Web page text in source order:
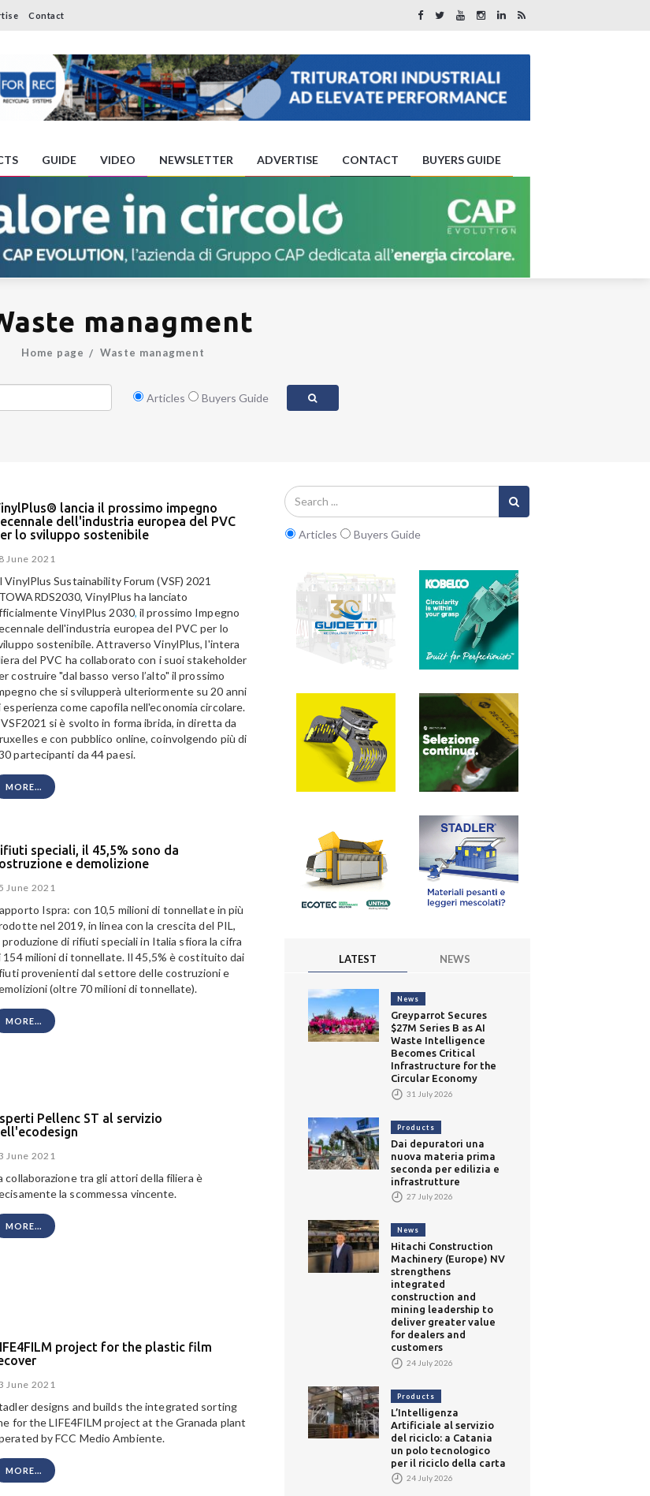
Contact
GUIDE VIDEO NEWSLETTER ADVERTISE CONTACT BUYERS GUIDE
managment
Home page Waste managment
Articles Buyers Guide
lancia il prossimo impegno
dell'industria europea del PVC
lo sviluppo sostenibile
June 2021
VinylPlus Sustainability Forum (VSF) 2021
VinylPlus ha lanciato
VinylPlus 2030,il prossimo Impegno
dell'industria europea del PVC per lo
sostenibile. Attraverso VinylPlus, l'intera
del PVC ha collaborato con i suoi stakeholder
costruire "dal basso verso l’alto" il prossimo
che si svilupperà ulteriormente su 20 anni
esperienza come capofila nell'economia circolare.
si è svolto in forma ibrida, in diretta da
e con pubblico online, coinvolgendo più di
partecipanti da 44 paesi.
MORE...
speciali, il 45,5% sono da
e demolizione
June 2021
Ispra: con 10,5 milioni di tonnellate in più
nel 2019, in linea con la crescita del PIL,
produzione di rifiuti speciali in Italia sfiora la cifra
154 milioni di tonnellate. Il 45,5% è costituito dai
provenienti dal settore delle costruzioni e
(oltre 70 milioni di tonnellate).
MORE...
Pellenc ST al servizio
June 2021
collaborazione tra gli attori della filiera è
la scommessa vincente.
MORE...
project for the plastic film
June 2021
designs and builds the integrated sorting
for the LIFE4FILM project at the Granada plant
by FCC Medio Ambiente.
MORE...
Articles Buyers Guide
LATEST NEWS
News
Greyparrot Secures
$27M Series B as AI
Waste Intelligence
Becomes Critical
Infrastructure for the
Circular Economy
31 July 2026
Products
Dai depuratori una
nuova materia prima
seconda per edilizia e
infrastrutture
27 July 2026
News
Hitachi Construction
Machinery (Europe) NV
strengthens
integrated
construction and
mining leadership to
deliver greater value
for dealers and
customers
24 July 2026
Products
L’Intelligenza
Artificiale al servizio
del riciclo: a Catania
un polo tecnologico
per il riciclo della carta
24 July 2026